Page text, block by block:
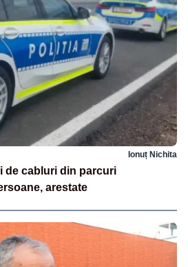
Ionuț Nichita
de cabluri din parcuri
arestate